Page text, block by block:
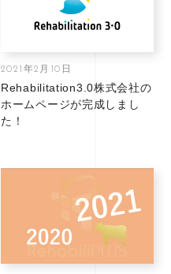
2021年2月10日
Rehabilitation3.0株式会社の
ホームページが完成しまし
た！